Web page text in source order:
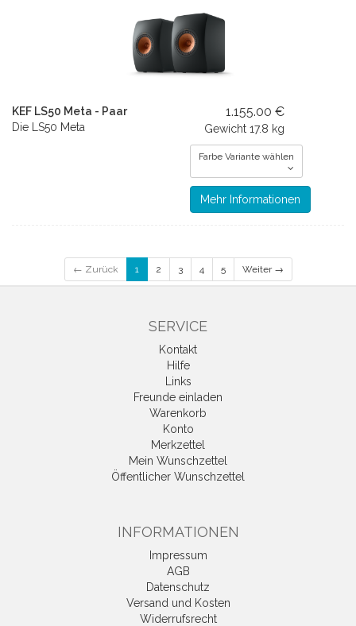
KEF LS50 Meta - Paar
Die LS50 Meta
1.155.00 €
Gewicht 17.8 kg
Farbe Variante wählen
Mehr Informationen
← Zurück 1 2 3 4 5 Weiter →
SERVICE
Kontakt
Hilfe
Links
Freunde einladen
Warenkorb
Konto
Merkzettel
Mein Wunschzettel
Öffentlicher Wunschzettel
INFORMATIONEN
Impressum
AGB
Datenschutz
Versand und Kosten
Widerrufsrecht